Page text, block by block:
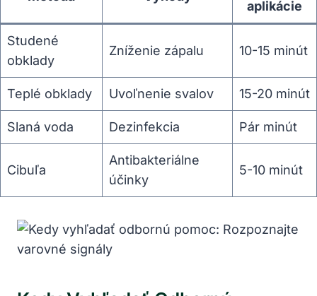
aplikácie
Studené
obklady
Zníženie zápalu 10-15 minút
Teplé obklady Uvoľnenie svalov 15-20 minút
Slaná voda Dezinfekcia Pár minút
Cibuľa
Antibakteriálne
účinky
5-10 minút